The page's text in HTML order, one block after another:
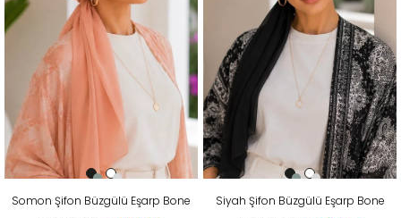
Somon Şifon Büzgülü Eşarp Bone Siyah Şifon Büzgülü Eşarp Bone